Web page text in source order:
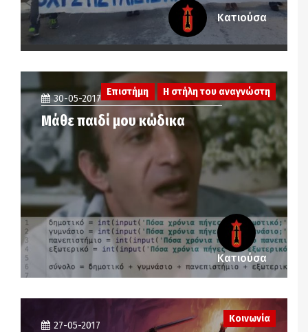
Κατιούσα
Επιστήμη Η στήλη του αναγνώστη
30-05-2017
Μάθε παιδί μου κώδικα
Κατιούσα
27-05-2017
Κοινωνία